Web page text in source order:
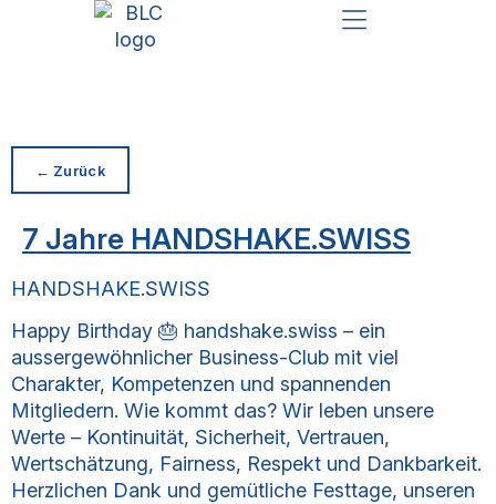
← Zurück
7 Jahre HANDSHAKE.SWISS
HANDSHAKE.SWISS
Happy Birthday 🎂 handshake.swiss – ein
aussergewöhnlicher Business-Club mit viel
Charakter, Kompetenzen und spannenden
Mitgliedern. Wie kommt das? Wir leben unsere
Werte – Kontinuität, Sicherheit, Vertrauen,
Wertschätzung, Fairness, Respekt und Dankbarkeit.
Herzlichen Dank und gemütliche Festtage, unseren